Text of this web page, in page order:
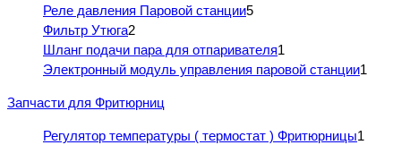
Реле давления Паровой станции5
Фильтр Утюга2
Шланг подачи пара для отпаривателя1
Электронный модуль управления паровой станции1
Запчасти для Фритюрниц
Регулятор температуры ( термостат ) Фритюрницы1